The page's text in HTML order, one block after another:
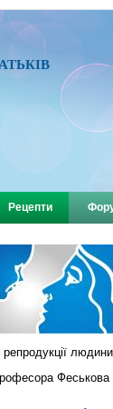
Рецепти
людини